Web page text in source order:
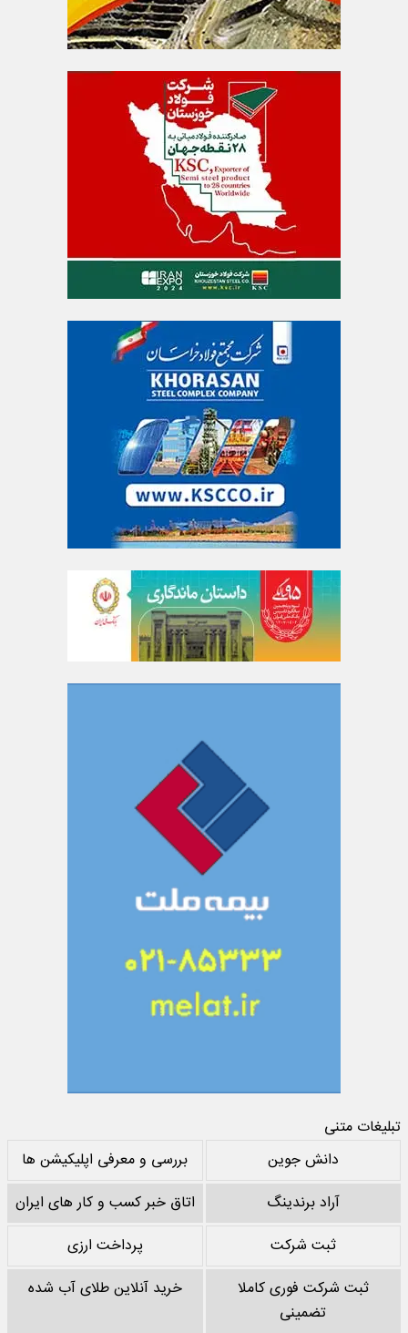
تبلیغات متنی
دانش جوین
بررسی و معرفی اپلیکیشن ها
آراد برندینگ
اتاق خبر کسب و کار های ایران
ثبت شرکت
پرداخت ارزی
ثبت شرکت فوری کاملا
تضمینی
خرید آنلاین طلای آب شده